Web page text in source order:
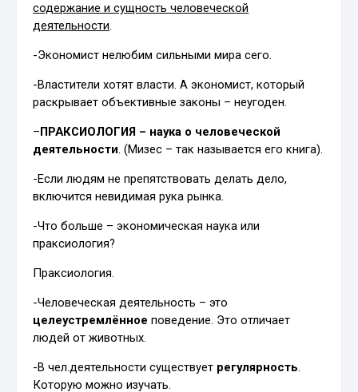
содержание и сущность человеческой
деятельности.
-Экономист нелюбим сильными мира сего.
-Властители хотят власти. А экономист, который
раскрывает объективные законы – неугоден.
–ПРАКСИОЛОГИЯ – наука о человеческой
деятельности. (Мизес – так называется его книга).
-Если людям не препятствовать делать дело,
включится невидимая рука рынка.
-Что больше – экономическая наука или
праксиология?
Праксиология.
-Человеческая деятельность – это
целеустремлённое поведение. Это отличает
людей от животных.
-В чел.деятельности существует регулярность.
Которую можно изучать.